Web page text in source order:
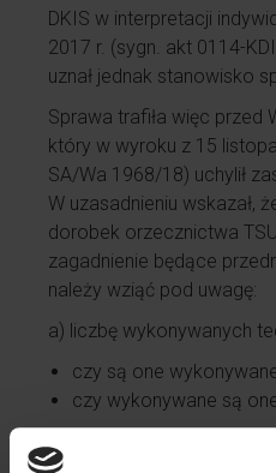
DKIS w interpretacji
2017 r. (sygn. akt 0114-
uznał jednak stanowisko
Sprawa trafiła więc przed
który w wyroku z 15
SA/Wa 1968/18) uchylił
W uzasadnieniu wskazał,
dorobek orzecznictwa
zagadnienie będące
należy wziąć pod uwagę:
a) liczbę wykonywanych
czy są one
czy wykonywane są
b) wartość tego typu